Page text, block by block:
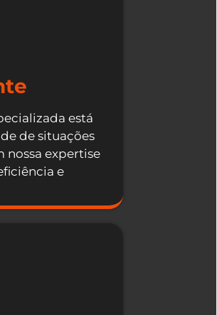
está
de situações
nossa expertise
e